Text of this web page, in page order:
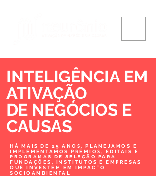
INTELIGÊNCIA EM
ATIVAÇÃO
DE NEGÓCIOS E
CAUSAS
HÁ MAIS DE 25 ANOS, PLANEJAMOS E
IMPLEMENTAMOS PRÊMIOS, EDITAIS E
PROGRAMAS DE SELEÇÃO PARA
FUNDAÇÕES, INSTITUTOS E EMPRESAS
QUE INVESTEM EM IMPACTO
SOCIOAMBIENTAL